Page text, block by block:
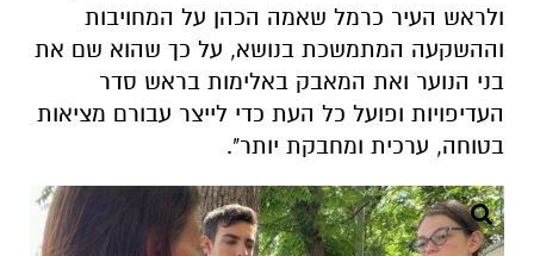
ולראש העיר כרמל שאמה הכהן על המחויבות
וההשקעה המתמשכת בנושא, על כך שהוא שם את
בני הנוער ואת המאבק באלימות בראש סדר
העדיפויות ופועל כל העת כדי לייצר עבורם מציאות
בטוחה, ערכית ומחבקת יותר".